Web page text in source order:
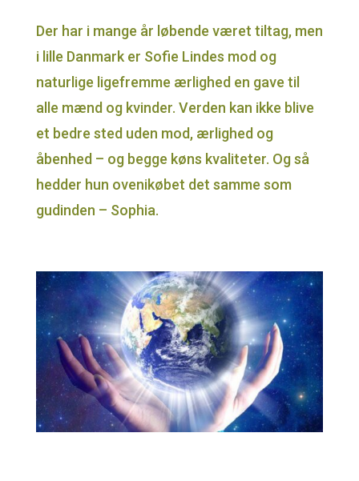
Der har i mange år løbende været tiltag, men
i lille Danmark er Sofie Lindes mod og
naturlige ligefremme ærlighed en gave til
alle mænd og kvinder. Verden kan ikke blive
et bedre sted uden mod, ærlighed og
åbenhed – og begge køns kvaliteter. Og så
hedder hun ovenikøbet det samme som
gudinden – Sophia.